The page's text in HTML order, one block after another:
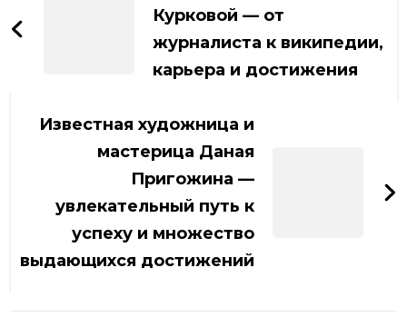
записям
Курковой — от
журналиста к википедии,
карьера и достижения
Известная художница и
мастерица Даная
Пригожина —
увлекательный путь к
успеху и множество
выдающихся достижений